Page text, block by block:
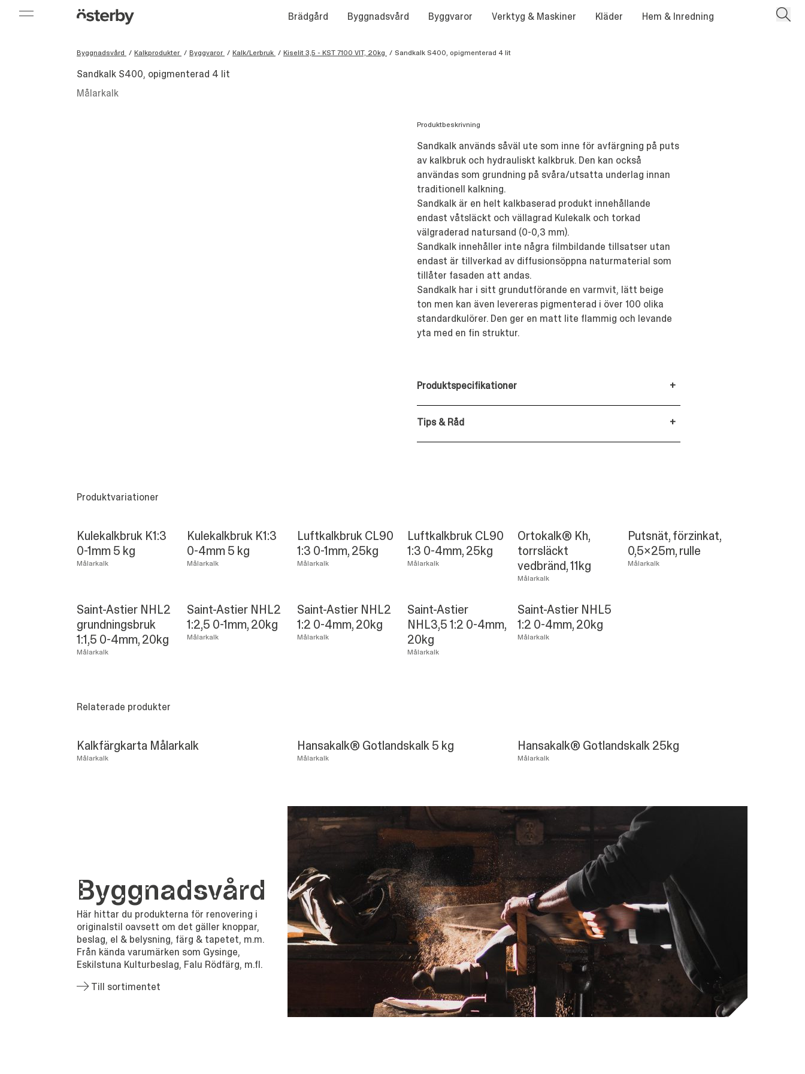
Brädgård Byggnadsvård Byggvaror Verktyg & Maskiner Kläder Hem & Inredning
Byggnadsvård / Kalkprodukter / Byggvaror / Kalk/Lerbruk / Kiselit 3,5 - KST 7100 VIT, 20kg / Sandkalk S400, opigmenterad 4 lit
Sandkalk S400, opigmenterad 4 lit
Målarkalk
Produktbeskrivning
Sandkalk används såväl ute som inne för avfärgning på puts
av kalkbruk och hydrauliskt kalkbruk. Den kan också
användas som grundning på svåra/utsatta underlag innan
traditionell kalkning.
Sandkalk är en helt kalkbaserad produkt innehållande
endast våtsläckt och vällagrad Kulekalk och torkad
välgraderad natursand (0-0,3 mm).
Sandkalk innehåller inte några filmbildande tillsatser utan
endast är tillverkad av diffusionsöppna naturmaterial som
tillåter fasaden att andas.
Sandkalk har i sitt grundutförande en varmvit, lätt beige
ton men kan även levereras pigmenterad i över 100 olika
standardkulörer. Den ger en matt lite flammig och levande
yta med en fin struktur.
Produktspecifikationer +
Tips & Råd +
Produktvariationer
Kulekalkbruk K1:3
0-1mm 5 kg
Målarkalk
Kulekalkbruk K1:3
0-4mm 5 kg
Målarkalk
Luftkalkbruk CL90
1:3 0-1mm, 25kg
Målarkalk
Luftkalkbruk CL90
1:3 0-4mm, 25kg
Målarkalk
Ortokalk® Kh,
torrsläckt
vedbränd, 11kg
Målarkalk
Putsnät, förzinkat,
0,5x25m, rulle
Målarkalk
Saint-Astier NHL2
grundningsbruk
1:1,5 0-4mm, 20kg
Målarkalk
Saint-Astier NHL2
1:2,5 0-1mm, 20kg
Målarkalk
Saint-Astier NHL2
1:2 0-4mm, 20kg
Målarkalk
Saint-Astier
NHL3,5 1:2 0-4mm,
20kg
Målarkalk
Saint-Astier NHL5
1:2 0-4mm, 20kg
Målarkalk
Relaterade produkter
Kalkfärgkarta Målarkalk
Målarkalk
Hansakalk® Gotlandskalk 5 kg
Målarkalk
Hansakalk® Gotlandskalk 25kg
Målarkalk
Bygg­nads­vård
Här hittar du produkterna för renovering i
originalstil oavsett om det gäller knoppar,
beslag, el & belysning, färg & tapetet, m.m.
Från kända varumärken som Gysinge,
Eskilstuna Kulturbeslag, Falu Rödfärg, m.fl.
Till sortimentet